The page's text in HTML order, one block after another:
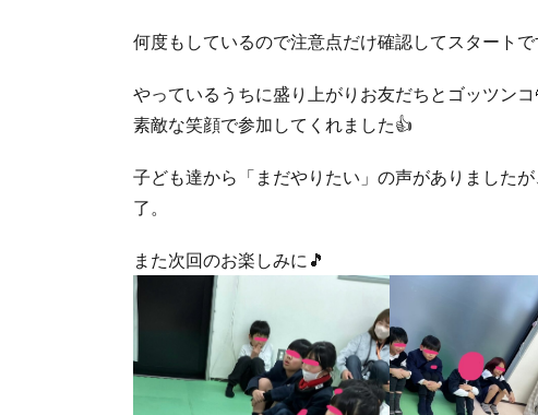
何度もしているので注意点だけ確認してスタート
やっているうちに盛り上がりお友だちとゴッツン
素敵な笑顔で参加してくれました👍
子ども達から「まだやりたい」の声がありました
了。
また次回のお楽しみに🎵